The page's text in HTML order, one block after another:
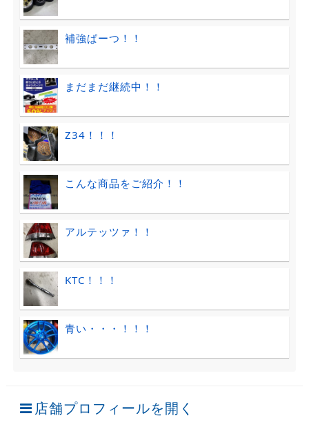
補強ぱーつ！！
まだまだ継続中！！
Z34！！！
こんな商品をご紹介！！
アルテッツァ！！
KTC！！！
青い・・・！！！
店舗プロフィールを開く